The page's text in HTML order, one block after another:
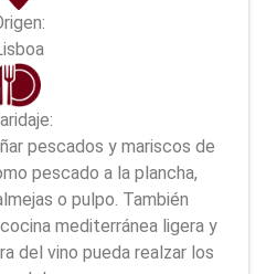
pescados y mariscos de
pescado a la plancha,
o pulpo. También
mediterránea ligera y
del vino pueda realzar los